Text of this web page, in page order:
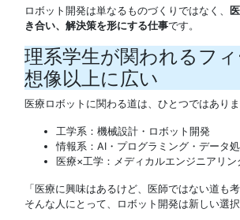
ロボット開発は単なるものづくりではなく、
き合い、解決策を形にする仕事です。
理系学生が関われるフ
想像以上に広い
医療ロボットに関わる道は、ひとつではありま
工学系：機械設計・ロボット開発
情報系：AI・プログラミング・データ
医療×工学：メディカルエンジニアリン
「医療に興味はあるけど、医師ではない道も考
そんな人にとって、ロボット開発は新しい選択